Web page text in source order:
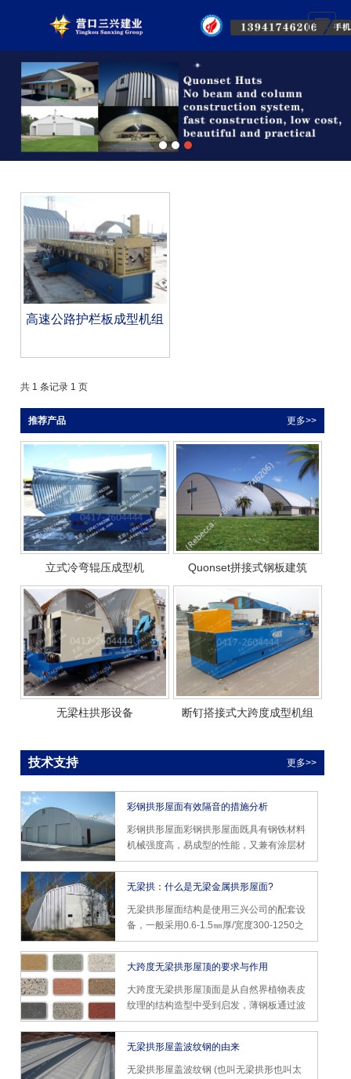
首页
关于我们
机械设备
集成钢板房
技术支持
合作客户
联系我们
高速公路护栏板成型机组
共 1 条记录 1 页
推荐产品 更多>>
立式冷弯辊压成型机 Quonset拼接式钢板建筑
无梁柱拱形设备 断钉搭接式大跨度成型机组
技术支持 更多>>
彩钢拱形屋面有效隔音的措施分析
彩钢拱形屋面彩钢拱形屋面既具有钢铁材料
机械强度高，易成型的性能，又兼有涂层材
料良好的装饰性和耐腐蚀性。然而彩钢拱形
象，面对这种情况该如何解决呢?
无梁拱：什么是无梁金属拱形屋面?
无梁拱形屋面结构是使用三兴公司的配套设
备，一般采用0.6-1.5㎜厚/宽度300-1250之
间的彩涂成卷钢板为原料，经过压板、锁
施工周期短、投资少、施工快，广泛适用于
军事设施、体育场馆、工业厂房、仓储库
房、车库、机库等。
大跨度无梁拱形屋顶的要求与作用
大跨度无梁拱形屋顶面是从自然界植物表皮
纹理的结构造型中受到启发，薄钢板通过波
纹加强强度，从而作成较大跨度结构的屋面
无梁拱形屋盖波纹钢的由来
无梁拱形屋盖波纹钢 (也叫无梁拱形也叫太